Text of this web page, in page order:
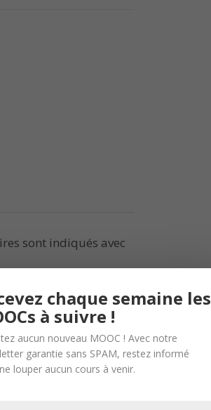
sont indiqués avec
chaque semaine les
à suivre !
aucun nouveau MOOC ! Avec notre
garantie sans SPAM, restez informé
louper aucun cours à venir.